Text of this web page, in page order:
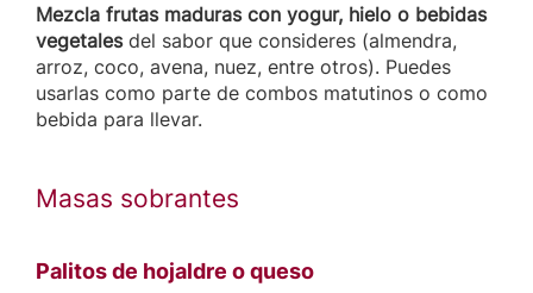
Mezcla frutas maduras con yogur, hielo o bebidas
vegetalesdel sabor que consideres (almendra,
arroz, coco, avena, nuez, entre otros). Puedes
usarlas como parte de combos matutinos o como
bebida para llevar.
Masas sobrantes
Palitos de hojaldre o queso